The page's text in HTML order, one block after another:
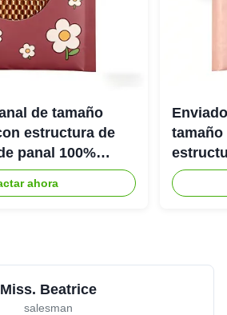
de tamaño
estructura de
panal 100%
protector
ahora
panal
Miss. Beatrice
salesman